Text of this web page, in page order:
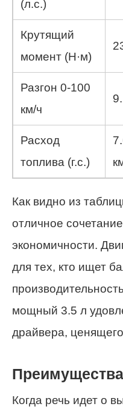
(л.с.)
Крутящий
момент (Н·м)
Разгон 0-100
км/ч
Расход
топлива (г.с.)
Как видно из
отличное
экономичности.
для тех, кто ищет
мощный 3.5 л
драйвера,
Когда речь идет о